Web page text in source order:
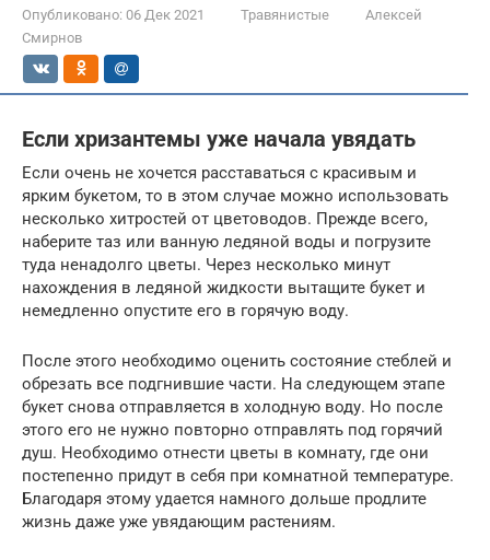
Опубликовано: 06 Дек 2021 Травянистые
Алексей
Смирнов
Если хризантемы уже начала увядать
Если очень не хочется расставаться с красивым и
ярким букетом, то в этом случае можно использовать
несколько хитростей от цветоводов. Прежде всего,
наберите таз или ванную ледяной воды и погрузите
туда ненадолго цветы. Через несколько минут
нахождения в ледяной жидкости вытащите букет и
немедленно опустите его в горячую воду.
После этого необходимо оценить состояние стеблей и
обрезать все подгнившие части. На следующем этапе
букет снова отправляется в холодную воду. Но после
этого его не нужно повторно отправлять под горячий
душ. Необходимо отнести цветы в комнату, где они
постепенно придут в себя при комнатной температуре.
Благодаря этому удается намного дольше продлите
жизнь даже уже увядающим растениям.